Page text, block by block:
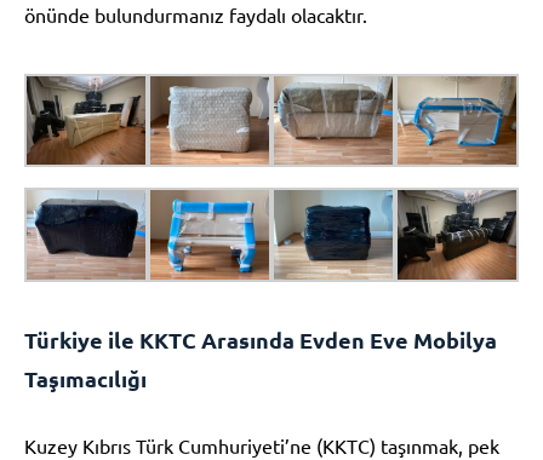
önünde bulundurmanız faydalı olacaktır.
Türkiye ile KKTC Arasında Evden Eve Mobilya
Taşımacılığı
Kuzey Kıbrıs Türk Cumhuriyeti’ne (KKTC) taşınmak, pek